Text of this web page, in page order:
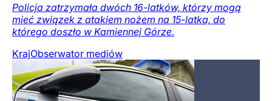
Policja zatrzymała dwóch 16-latków, którzy mogą
mieć związek z atakiem nożem na 15-latka, do
którego doszło w Kamiennej Górze.
KrajObserwator mediów